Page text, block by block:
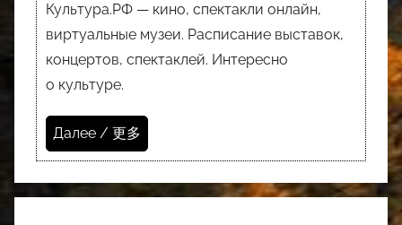
Культура.РФ — кино, спектакли онлайн,
виртуальные музеи. Расписание выставок,
концертов, спектаклей. Интересно
о культуре.
Далее / 更多